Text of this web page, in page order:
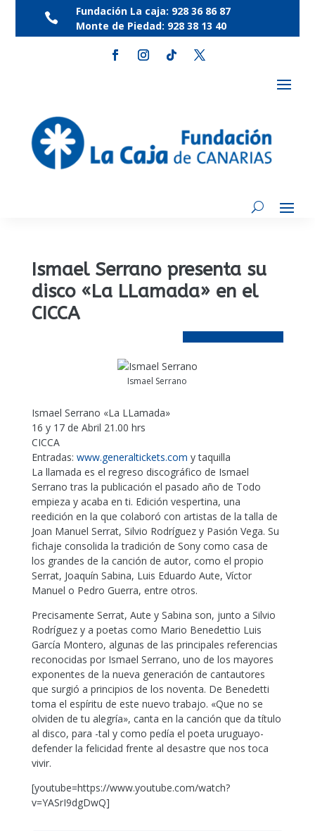
 Fundación La caja: 928 36 86 87
Monte de Piedad: 928 38 13 40
Ismael Serrano presenta su
disco «La LLamada» en el
CICCA
Ismael Serrano
Ismael Serrano «La LLamada»
16 y 17 de Abril 21.00 hrs
CICCA
Entradas: www.generaltickets.com y taquilla
La llamada es el regreso discográfico de Ismael
Serrano tras la publicación el pasado año de Todo
empieza y acaba en ti. Edición vespertina, una
reedición en la que colaboró con artistas de la talla de
Joan Manuel Serrat, Silvio Rodríguez y Pasión Vega. Su
fichaje consolida la tradición de Sony como casa de
los grandes de la canción de autor, como el propio
Serrat, Joaquín Sabina, Luis Eduardo Aute, Víctor
Manuel o Pedro Guerra, entre otros.
Precisamente Serrat, Aute y Sabina son, junto a Silvio
Rodríguez y a poetas como Mario Benedettio Luis
García Montero, algunas de las principales referencias
reconocidas por Ismael Serrano, uno de los mayores
exponentes de la nueva generación de cantautores
que surgió a principios de los noventa. De Benedetti
toma el espíritu de este nuevo trabajo. «Que no se
olviden de tu alegría», canta en la canción que da título
al disco, para -tal y como pedía el poeta uruguayo-
defender la felicidad frente al desastre que nos toca
vivir.
[youtube=https://www.youtube.com/watch?
v=YASrI9dgDwQ]